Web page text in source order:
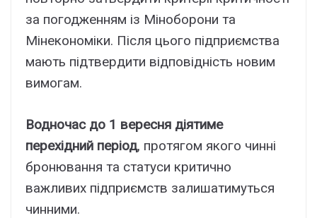
за погодженням із Міноборони та
Мінекономіки. Після цього підприємства
мають підтвердити відповідність новим
вимогам.
Водночас до 1 вересня діятиме
перехідний період, протягом якого чинні
бронювання та статуси критично
важливих підприємств залишатимуться
чинними.